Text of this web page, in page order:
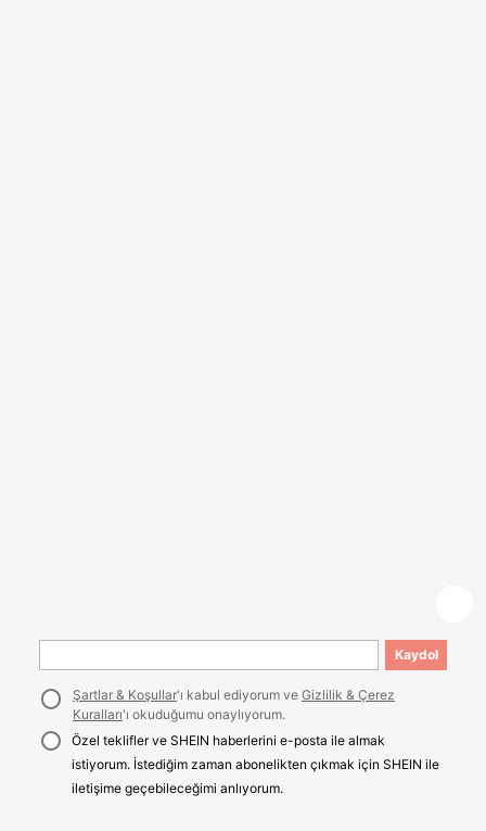
Kaydol
Şartlar & Koşullar'ı kabul ediyorum veGizlilik & Çerez
Kuralları'ı okuduğumu onaylıyorum.
Özel teklifler ve SHEIN haberlerini e-posta ile almak
istiyorum. İstediğim zaman abonelikten çıkmak için SHEIN ile
iletişime geçebileceğimi anlıyorum.